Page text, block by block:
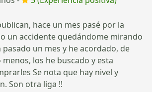
hace un mes pasé por la
un accidente quedándome mirando
pasado un mes y he acordado, de
los he buscado y esta
Se nota que hay nivel y
Son otra liga !!